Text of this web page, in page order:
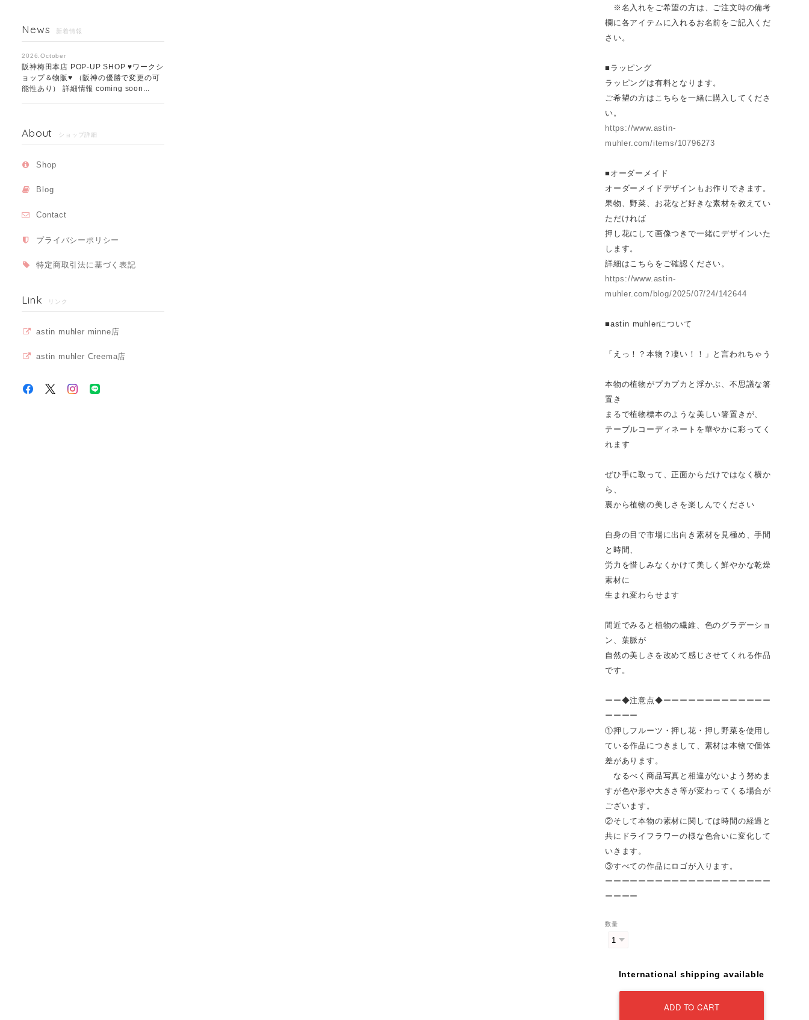
News 新着情報
2026.October
阪神梅田本店 POP-UP SHOP ♥ワークシ
ョップ＆物販♥ （阪神の優勝で変更の可
能性あり） 詳細情報 coming soon...
About ショップ詳細
Shop
Blog
Contact
プライバシーポリシー
特定商取引法に基づく表記
Link リンク
astin muhler minne店
astin muhler Creema店
※名入れをご希望の方は、ご注文時の備考
欄に各アイテムに入れるお名前をご記入くだ
さい。
■ラッピング
ラッピングは有料となります。
ご希望の方はこちらを一緒に購入してくださ
い。
https://www.astin-
muhler.com/items/10796273
■オーダーメイド
オーダーメイドデザインもお作りできます。
果物、野菜、お花など好きな素材を教えてい
ただければ
押し花にして画像つきで一緒にデザインいた
します。
詳細はこちらをご確認ください。
https://www.astin-
muhler.com/blog/2025/07/24/142644
■astin muhlerについて
「えっ！？本物？凄い！！」と言われちゃう
本物の植物がプカプカと浮かぶ、不思議な箸
置き
まるで植物標本のような美しい箸置きが、
テーブルコーディネートを華やかに彩ってく
れます
ぜひ手に取って、正面からだけではなく横か
ら、
裏から植物の美しさを楽しんでください
自身の目で市場に出向き素材を見極め、手間
と時間、
労力を惜しみなくかけて美しく鮮やかな乾燥
素材に
生まれ変わらせます
間近でみると植物の繊維、色のグラデーショ
ン、葉脈が
自然の美しさを改めて感じさせてくれる作品
です。
ーー◆注意点◆ーーーーーーーーーーーーー
ーーーー
①押しフルーツ・押し花・押し野菜を使用し
ている作品につきまして、素材は本物で個体
差があります。
なるべく商品写真と相違がないよう努めま
すが色や形や大きさ等が変わってくる場合が
ございます。
②そして本物の素材に関しては時間の経過と
共にドライフラワーの様な色合いに変化して
いきます。
③すべての作品にロゴが入ります。
ーーーーーーーーーーーーーーーーーーーー
ーーーー
数量
International shipping available
ADD TO CART